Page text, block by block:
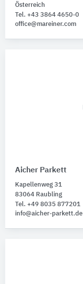
Österreich
Tel. +43 3864 4650-0
office@mareiner.com
Aicher Parkett
Kapellenweg 31
83064 Raubling
Tel. +49 8035 877201
info@aicher-parkett.de